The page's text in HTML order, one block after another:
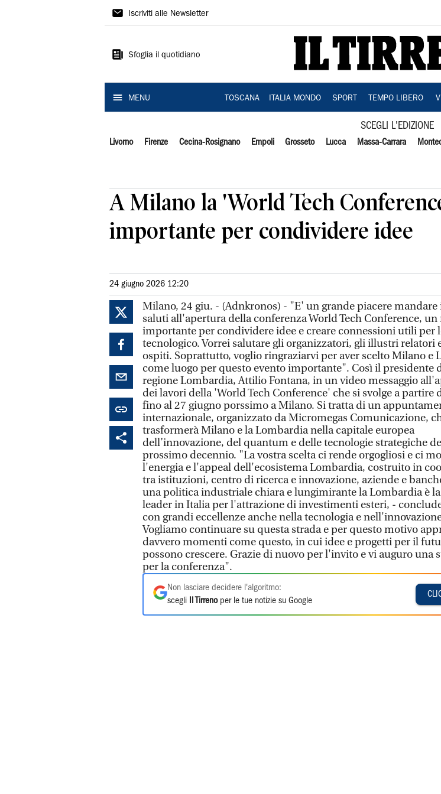
Il
Iscriviti alle Newsletter
Sfoglia il quotidiano
MENU TOSCANA ITALIA MONDO SPORT TEMPO LIBERO
SCEGLI L'EDIZIONE
Livorno Firenze Cecina-Rosignano Empoli Grosseto Lucca Massa-Carrara
A Milano la 'World Tech
importante per condividere idee
24 giugno 2026 12:20
Milano, 24 giu. - (Adnkronos) - "E' un grande piacere mandare
saluti all'apertura della conferenza World Tech Conference,
importante per condividere idee e creare connessioni utili per
tecnologico. Vorrei salutare gli organizzatori, gli illustri relatori
ospiti. Soprattutto, voglio ringraziarvi per aver scelto Milano e
come luogo per questo evento importante". Così il presidente
regione Lombardia, Attilio Fontana, in un video messaggio
dei lavori della 'World Tech Conference' che si svolge a partire
fino al 27 giugno porssimo a Milano. Si tratta di un
internazionale, organizzato da Micromegas Comunicazione,
trasformerà Milano e la Lombardia nella capitale europea
dell’innovazione, del quantum e delle tecnologie strategiche
prossimo decennio. "La vostra scelta ci rende orgogliosi e ci
l'energia e l'appeal dell'ecosistema Lombardia, costruito in
tra istituzioni, centro di ricerca e innovazione, aziende e
una politica industriale chiara e lungimirante la Lombardia è
leader in Italia per l'attrazione di investimenti esteri, -
con grandi eccellenze anche nella tecnologia e
Vogliamo continuare su questa strada e per questo motivo
davvero momenti come questo, in cui idee e progetti per il
possono crescere. Grazie di nuovo per l'invito e vi auguro una
per la conferenza".
Non lasciare decidere l'algoritmo:
scegli
Il Tirrenoper le tue notizie su Google